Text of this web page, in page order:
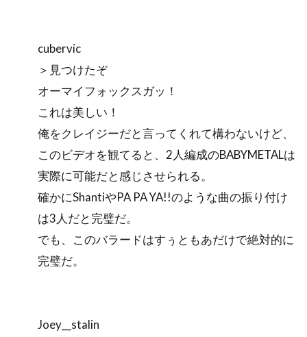
cubervic
＞見つけたぞ
オーマイフォックスガッ！
これは美しい！
俺をクレイジーだと言ってくれて構わないけど、
このビデオを観てると、2人編成のBABYMETALは
実際に可能だと感じさせられる。
確かにShantiやPA PA YA!!のような曲の振り付け
は3人だと完璧だ。
でも、このバラードはすぅともあだけで絶対的に
完璧だ。
Joey__stalin